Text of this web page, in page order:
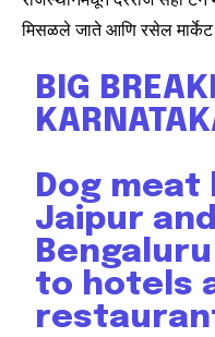
मिसळले जाते आणि रसेल मार्केट
BIG
Dog
Jaipur
to hotels